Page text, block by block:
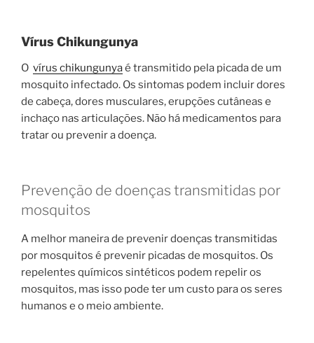
Vírus Chikungunya
O vírus chikungunyaé transmitido pela picada de um
mosquito infectado. Os sintomas podem incluir dores
de cabeça, dores musculares, erupções cutâneas e
inchaço nas articulações. Não há medicamentos para
tratar ou prevenir a doença.
Prevenção de doenças transmitidas por
mosquitos
A melhor maneira de prevenir doenças transmitidas
por mosquitos é prevenir picadas de mosquitos. Os
repelentes químicos sintéticos podem repelir os
mosquitos, mas isso pode ter um custo para os seres
humanos e o meio ambiente.